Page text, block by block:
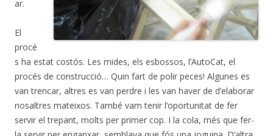
ar.
El
procé
s ha estat costós. Les mides, els esbossos, l’AutoCat, el
procés de construcció… Quin fart de polir peces! Algunes es
van trencar, altres es van perdre i les van haver de d’elaborar
nosaltres mateixos. També vam tenir l’oportunitat de fer
servir el trepant, molts per primer cop. I la cola, més que fer-